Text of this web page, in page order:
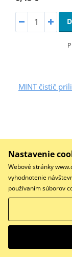
MINT čistič
Nastavenie
Webové stránky
vyhodnotenie
používaním súborov